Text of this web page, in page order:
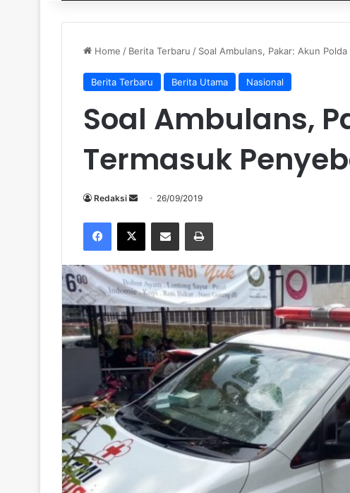
Home / Berita Terbaru / Soal Ambulans, Pakar: Akun
Berita Terbaru Berita Utama Nasional
Soal Ambulans,
Termasuk
Redaksi
Send 26/09/2019
Facebook
X Share via Email Print